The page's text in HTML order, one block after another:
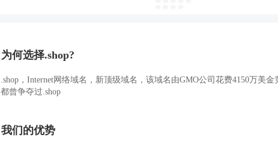
为何选择.shop?
.shop，Internet网络域名，新顶级域名，该域名由GMO公司花费4150万美
都曾争夺过.shop
我们的优势